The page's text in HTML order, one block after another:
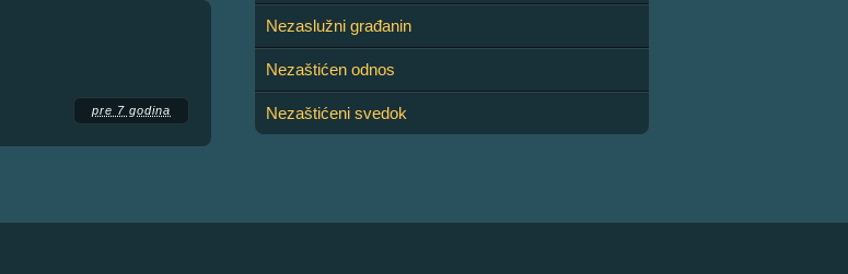
pre 7 godina
Nezaslužni građanin
Nezaštićen odnos
Nezaštićeni svedok